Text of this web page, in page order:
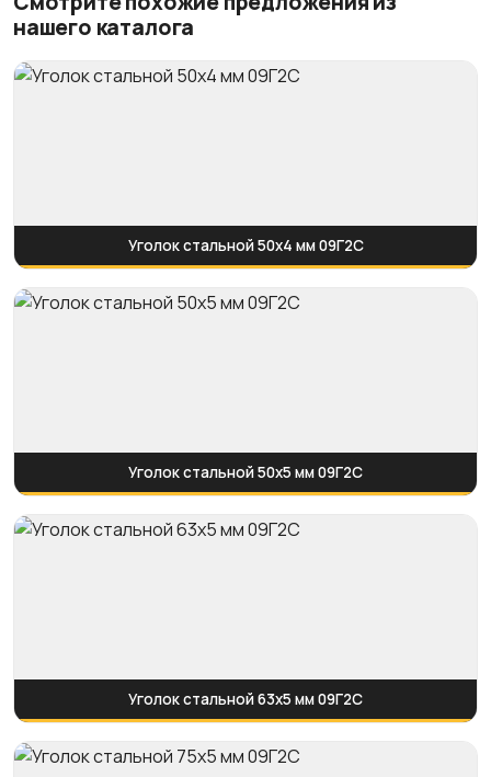
нашего каталога
Уголок стальной 50х4 мм 09Г2С
Уголок стальной 50х5 мм 09Г2С
Уголок стальной 63х5 мм 09Г2С